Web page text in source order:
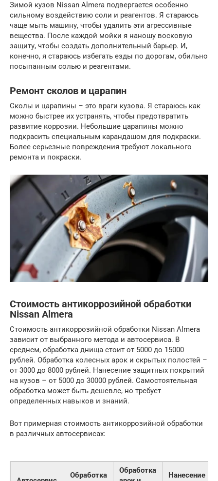
Зимой кузов Nissan Almera подвергается особенно
сильному воздействию соли и реагентов. Я стараюсь
чаще мыть машину, чтобы удалить эти агрессивные
вещества. После каждой мойки я наношу восковую
защиту, чтобы создать дополнительный барьер. И,
конечно, я стараюсь избегать езды по дорогам, обильно
посыпанным солью и реагентами.
Ремонт сколов и царапин
Сколы и царапины – это враги кузова. Я стараюсь как
можно быстрее их устранять, чтобы предотвратить
развитие коррозии. Небольшие царапины можно
подкрасить специальным карандашом для подкраски.
Более серьезные повреждения требуют локального
ремонта и покраски.
Стоимость антикоррозийной обработки
Nissan Almera
Стоимость антикоррозийной обработки Nissan Almera
зависит от выбранного метода и автосервиса. В
среднем, обработка днища стоит от 5000 до 15000
рублей. Обработка колесных арок и скрытых полостей –
от 3000 до 8000 рублей. Нанесение защитных покрытий
на кузов – от 5000 до 30000 рублей. Самостоятельная
обработка может быть дешевле, но требует
определенных навыков и знаний.
Вот примерная стоимость антикоррозийной обработки
в различных автосервисах:
Обработка
Обработка
Нанесение